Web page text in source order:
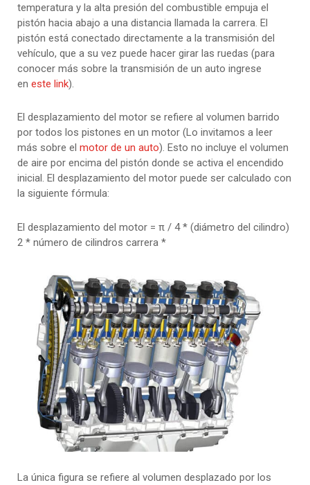
temperatura y la alta presión del combustible empuja el
pistón hacia abajo a una distancia llamada la carrera. El
pistón está conectado directamente a la transmisión del
vehículo, que a su vez puede hacer girar las ruedas (para
conocer más sobre la transmisión de un auto ingrese
en este link).
El desplazamiento del motor se refiere al volumen barrido
por todos los pistones en un motor (Lo invitamos a leer
más sobre el motor de un auto). Esto no incluye el volumen
de aire por encima del pistón donde se activa el encendido
inicial. El desplazamiento del motor puede ser calculado con
la siguiente fórmula:
El desplazamiento del motor = π / 4 * (diámetro del cilindro)
2 * número de cilindros carrera *
La única figura se refiere al volumen desplazado por los